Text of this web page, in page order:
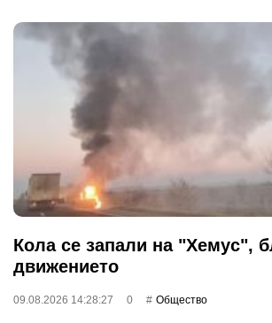
Кола се запали на "Хемус",
движението
09.08.2026 14:28:27 0 Общество